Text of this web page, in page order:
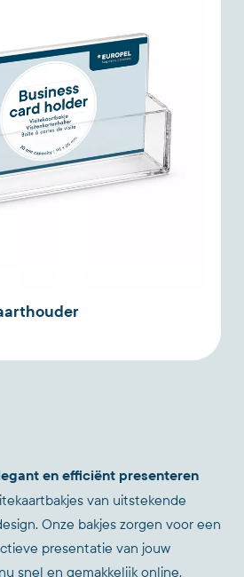
en efficiënt presenteren
van uitstekende
Onze bakjes zorgen voor een
presentatie van jouw
snel en gemakkelijk online.